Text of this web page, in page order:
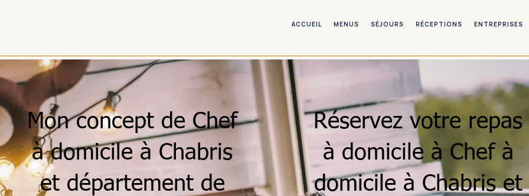
ACCUEIL MENUS SÉJOURS RÉCEPTIONS ENTREPRISES
Mon concept de Chef
à domicile à Chabris
et département de
Réservez votre repas
à domicile à Chef à
domicile à Chabris et